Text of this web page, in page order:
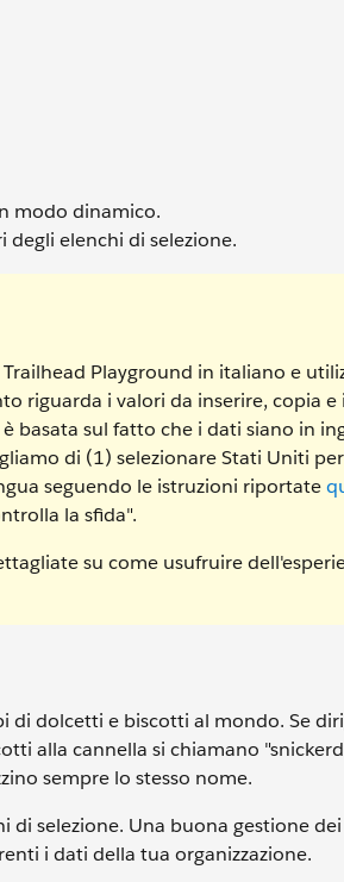
modo dinamico.
degli elenchi di selezione.
Playground in italiano e
riguarda i valori da inserire, copia e
basata sul fatto che i dati siano in
di (1) selezionare Stati Uniti
seguendo le istruzioni riportate
la sfida".
su come usufruire
di dolcetti e biscotti al mondo. Se
alla cannella si chiamano
sempre lo stesso nome.
selezione. Una buona gestione
i dati della tua organizzazione.